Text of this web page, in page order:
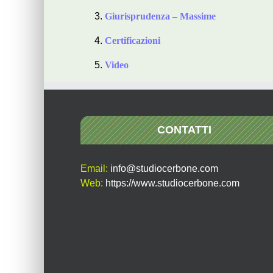
Giurisprudenza – Massime
Certificazioni
Video
CONTATTI
Email: info@studiocerbone.com
Web: https://www.studiocerbone.com